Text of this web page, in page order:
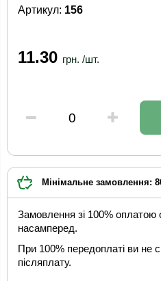
Артикул: 156
11.30 грн. /шт.
Мінімальне замовлення:
Замовлення зі 100% оплатою
насамперед.
При 100% передоплаті ви не
післяплату.